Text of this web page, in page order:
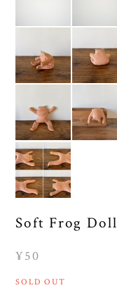
Soft Frog Doll
¥50
SOLD OUT